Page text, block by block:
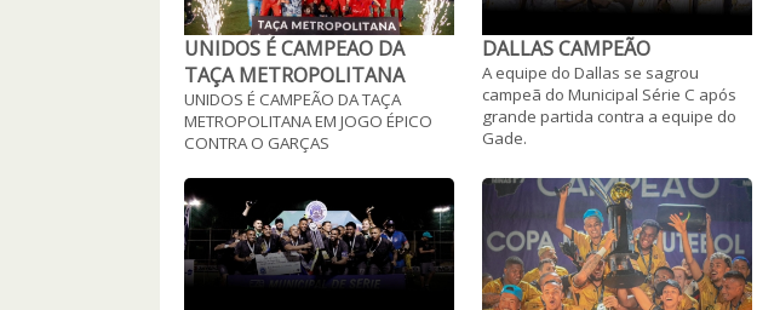
UNIDOS É CAMPEAO DA
TAÇA METROPOLITANA
UNIDOS É CAMPEÃO DA TAÇA
METROPOLITANA EM JOGO ÉPICO
CONTRA O GARÇAS
DALLAS CAMPEÃO
A equipe do Dallas se sagrou
campeã do Municipal Série C após
grande partida contra a equipe do
Gade.